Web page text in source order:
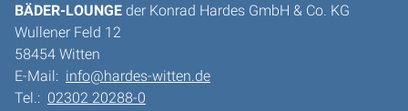
BÄDER-LOUNGE der Konrad Hardes GmbH & Co. KG
Wullener Feld 12
58454 Witten
E-Mail: info@hardes-witten.de
Tel.: 02302 20288-0